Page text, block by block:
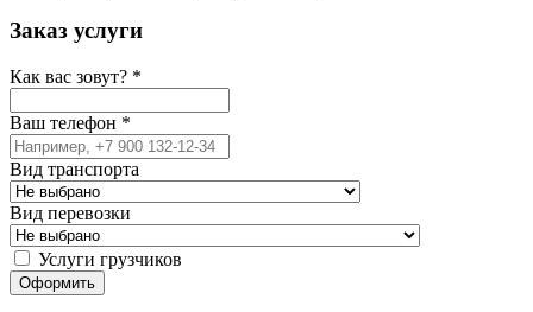
Заказ услуги
Как вас зовут? *
Ваш телефон *
Вид транспорта
Вид перевозки
Услуги грузчиков